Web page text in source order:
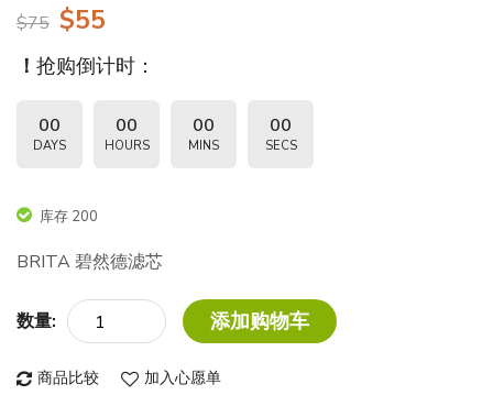
$75 $55
！ 抢购倒计时：
00
DAYS
00
HOURS
00
MINS
00
SECS
库存 200
BRITA 碧然德滤芯
数量: 添加购物车
商品比较 加入心愿单